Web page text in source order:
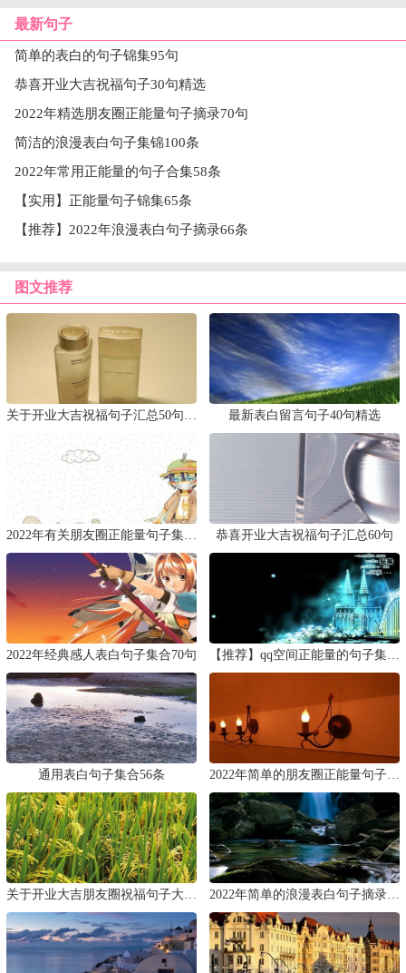
最新句子
简单的表白的句子锦集95句
恭喜开业大吉祝福句子30句精选
2022年精选朋友圈正能量句子摘录70句
简洁的浪漫表白句子集锦100条
2022年常用正能量的句子合集58条
【实用】正能量句子锦集65条
【推荐】2022年浪漫表白句子摘录66条
图文推荐
关于开业大吉祝福句子汇总50句精选 最新表白留言句子40句精选
2022年有关朋友圈正能量句子集锦59句 恭喜开业大吉祝福句子汇总60句
2022年经典感人表白句子集合70句 【推荐】qq空间正能量的句子集合46句
通用表白句子集合56条 2022年简单的朋友圈正能量句子汇总76条
关于开业大吉朋友圈祝福句子大全（通用50句） 2022年简单的浪漫表白句子摘录99句